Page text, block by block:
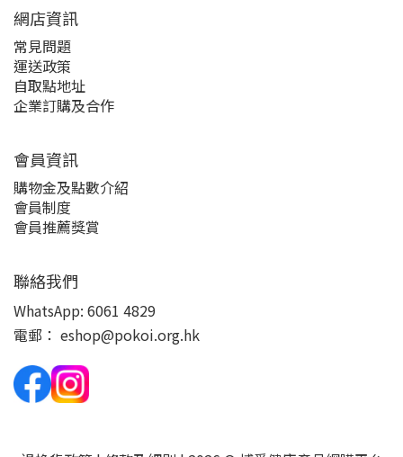
網店資訊
常見問題
運送政策
自取點地址
企業訂購及合作
會員資訊
購物金及點數介紹
會員制度
會員推薦獎賞
聯絡我們
WhatsApp: 6061 4829
電郵： eshop@pokoi.org.hk